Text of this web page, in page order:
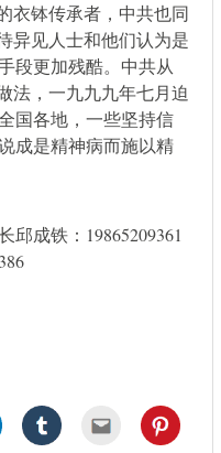
衣钵传承者，中共也同
异见人士和他们认为是
段更加残酷。中共从
法，一九九九年七月迫
国各地，一些坚持信
成是精神病而施以精
邱成铁：19865209361